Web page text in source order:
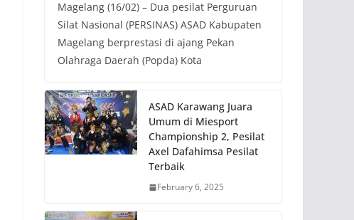
Magelang (16/02) – Dua pesilat Perguruan
Silat Nasional (PERSINAS) ASAD Kabupaten
Magelang berprestasi di ajang Pekan
Olahraga Daerah (Popda) Kota
ASAD Karawang Juara
Umum di Miesport
Championship 2, Pesilat
Axel Dafahimsa Pesilat
Terbaik
February 6, 2025